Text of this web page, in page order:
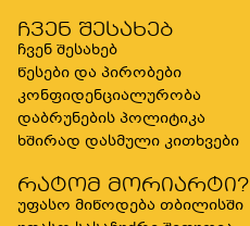
ჩვენ შესახებ
ჩვენ შესახებ
წესები და პირობები
კონფიდენციალურობა
დაბრუნების პოლიტიკა
ხშირად დასმული კითხვები
რატომ მორიარტი?
უფასო მიწოდება თბილისში